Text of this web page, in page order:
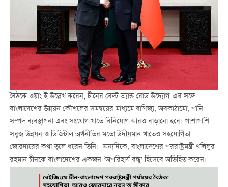
বৈঠকে ওয়াং ই উল্লেখ করেন, চীনের বেল্ট অ্যান্ড রোড উদ্যোগ-এর সঙ্গে
বাংলাদেশের উন্নয়ন কৌশলের সমন্বয়ের মাধ্যমে বাণিজ্য, অবকাঠামো, পানি
সম্পদ ব্যবস্থাপনা এবং সংযোগ খাতে বিনিয়োগ আরও বাড়ানো হবে। পাশাপাশি
সবুজ উন্নয়ন ও ডিজিটাল অর্থনীতির মতো উদীয়মান খাতেও সহযোগিতা
জোরদারের কথা তুলে ধরেন তিনি। অন্যদিকে, বাংলাদেশের পররাষ্ট্রমন্ত্রী খলিলুর
রহমান চীনকে বাংলাদেশের একজন ‘অপরিহার্য বন্ধু’ হিসেবে অভিহিত করেন।